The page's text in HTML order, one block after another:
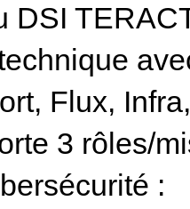
DSI
Flux,
3 rôles/
: